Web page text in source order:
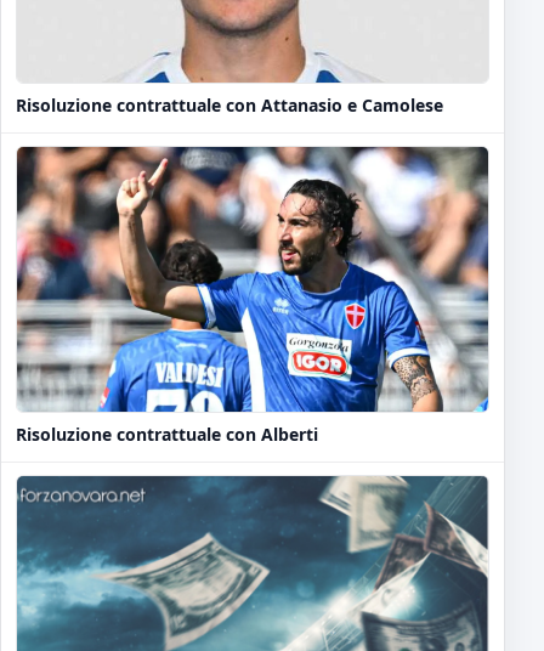
Risoluzione contrattuale con Attanasio e Camolese
Risoluzione contrattuale con Alberti